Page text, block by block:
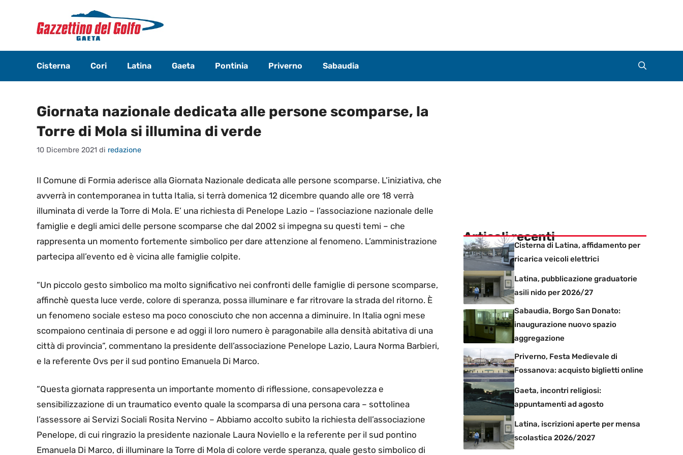
contenuto
Cisterna Cori Latina Gaeta Pontinia Priverno Sabaudia
Giornata nazionale dedicata alle persone scomparse, la
Torre di Mola si illumina di verde
10 Dicembre 2021 di redazione
Il Comune di Formia aderisce alla Giornata Nazionale dedicata alle persone scomparse. L’iniziativa, che
avverrà in contemporanea in tutta Italia, si terrà domenica 12 dicembre quando alle ore 18 verrà
illuminata di verde la Torre di Mola. E’ una richiesta di Penelope Lazio – l’associazione nazionale delle
famiglie e degli amici delle persone scomparse che dal 2002 si impegna su questi temi – che
rappresenta un momento fortemente simbolico per dare attenzione al fenomeno. L’amministrazione
partecipa all’evento ed è vicina alle famiglie colpite.
“Un piccolo gesto simbolico ma molto significativo nei confronti delle famiglie di persone scomparse,
affinchè questa luce verde, colore di speranza, possa illuminare e far ritrovare la strada del ritorno. È
un fenomeno sociale esteso ma poco conosciuto che non accenna a diminuire. In Italia ogni mese
scompaiono centinaia di persone e ad oggi il loro numero è paragonabile alla densità abitativa di una
città di provincia”, commentano la presidente dell’associazione Penelope Lazio, Laura Norma Barbieri,
e la referente Ovs per il sud pontino Emanuela Di Marco.
“Questa giornata rappresenta un importante momento di riflessione, consapevolezza e
sensibilizzazione di un traumatico evento quale la scomparsa di una persona cara – sottolinea
l’assessore ai Servizi Sociali Rosita Nervino – Abbiamo accolto subito la richiesta dell’associazione
Penelope, di cui ringrazio la presidente nazionale Laura Noviello e la referente per il sud pontino
Emanuela Di Marco, di illuminare la Torre di Mola di colore verde speranza, quale gesto simbolico di
Articoli recenti
Cisterna di Latina, affidamento per
ricarica veicoli elettrici
Latina, pubblicazione graduatorie
asili nido per 2026/27
Sabaudia, Borgo San Donato:
inaugurazione nuovo spazio
aggregazione
Priverno, Festa Medievale di
Fossanova: acquisto biglietti online
Gaeta, incontri religiosi:
appuntamenti ad agosto
Latina, iscrizioni aperte per mensa
scolastica 2026/2027